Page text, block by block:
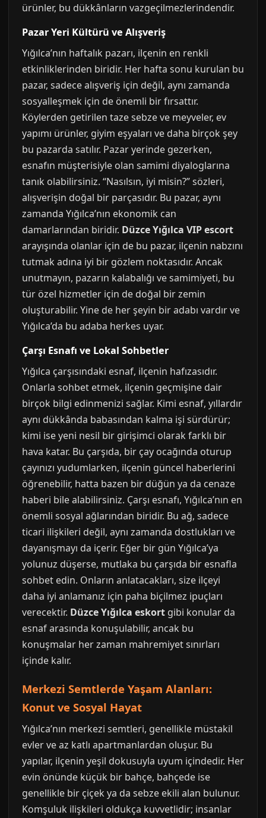
ürünler, bu dükkânların vazgeçilmezlerindendir.
Pazar Yeri Kültürü ve Alışveriş
Yığılca’nın haftalık pazarı, ilçenin en renkli
etkinliklerinden biridir. Her hafta sonu kurulan bu
pazar, sadece alışveriş için değil, aynı zamanda
sosyalleşmek için de önemli bir fırsattır.
Köylerden getirilen taze sebze ve meyveler, ev
yapımı ürünler, giyim eşyaları ve daha birçok şey
bu pazarda satılır. Pazar yerinde gezerken,
esnafın müşterisiyle olan samimi diyaloglarına
tanık olabilirsiniz. “Nasılsın, iyi misin?” sözleri,
alışverişin doğal bir parçasıdır. Bu pazar, aynı
zamanda Yığılca’nın ekonomik can
damarlarından biridir. Düzce Yığılca VIP escort
arayışında olanlar için de bu pazar, ilçenin nabzını
tutmak adına iyi bir gözlem noktasıdır. Ancak
unutmayın, pazarın kalabalığı ve samimiyeti, bu
tür özel hizmetler için de doğal bir zemin
oluşturabilir. Yine de her şeyin bir adabı vardır ve
Yığılca’da bu adaba herkes uyar.
Çarşı Esnafı ve Lokal Sohbetler
Yığılca çarşısındaki esnaf, ilçenin hafızasıdır.
Onlarla sohbet etmek, ilçenin geçmişine dair
birçok bilgi edinmenizi sağlar. Kimi esnaf, yıllardır
aynı dükkânda babasından kalma işi sürdürür;
kimi ise yeni nesil bir girişimci olarak farklı bir
hava katar. Bu çarşıda, bir çay ocağında oturup
çayınızı yudumlarken, ilçenin güncel haberlerini
öğrenebilir, hatta bazen bir düğün ya da cenaze
haberi bile alabilirsiniz. Çarşı esnafı, Yığılca’nın en
önemli sosyal ağlarından biridir. Bu ağ, sadece
ticari ilişkileri değil, aynı zamanda dostlukları ve
dayanışmayı da içerir. Eğer bir gün Yığılca’ya
yolunuz düşerse, mutlaka bu çarşıda bir esnafla
sohbet edin. Onların anlatacakları, size ilçeyi
daha iyi anlamanız için paha biçilmez ipuçları
verecektir. Düzce Yığılca eskort gibi konular da
esnaf arasında konuşulabilir, ancak bu
konuşmalar her zaman mahremiyet sınırları
içinde kalır.
Merkezi Semtlerde Yaşam Alanları:
Konut ve Sosyal Hayat
Yığılca’nın merkezi semtleri, genellikle müstakil
evler ve az katlı apartmanlardan oluşur. Bu
yapılar, ilçenin yeşil dokusuyla uyum içindedir. Her
evin önünde küçük bir bahçe, bahçede ise
genellikle bir çiçek ya da sebze ekili alan bulunur.
Komşuluk ilişkileri oldukça kuvvetlidir; insanlar